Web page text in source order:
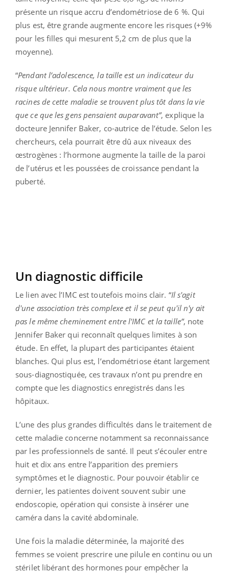
présente un risque accru d’endométriose de 6 %. Qui
plus est, être grande augmente encore les risques (+9%
pour les filles qui mesurent 5,2 cm de plus que la
moyenne).
“Pendant l’adolescence, la taille est un indicateur du
risque ultérieur. Cela nous montre vraiment que les
racines de cette maladie se trouvent plus tôt dans la vie
que ce que les gens pensaient auparavant”, explique la
docteure Jennifer Baker, co-autrice de l’étude. Selon les
chercheurs, cela pourrait être dû aux niveaux des
œstrogènes : l’hormone augmente la taille de la paroi
de l’utérus et les poussées de croissance pendant la
puberté.
Un diagnostic difficile
Le lien avec l’IMC est toutefois moins clair. “Il s'agit
d'une association très complexe et il se peut qu'il n'y ait
pas le même cheminement entre l'IMC et la taille”, note
Jennifer Baker qui reconnaît quelques limites à son
étude. En effet, la plupart des participantes étaient
blanches. Qui plus est, l’endométriose étant largement
sous-diagnostiquée, ces travaux n’ont pu prendre en
compte que les diagnostics enregistrés dans les
hôpitaux.
L’une des plus grandes difficultés dans le traitement de
cette maladie concerne notamment sa reconnaissance
par les professionnels de santé. Il peut s’écouler entre
huit et dix ans entre l’apparition des premiers
symptômes et le diagnostic. Pour pouvoir établir ce
dernier, les patientes doivent souvent subir une
endoscopie, opération qui consiste à insérer une
caméra dans la cavité abdominale.
Une fois la maladie déterminée, la majorité des
femmes se voient prescrire une pilule en continu ou un
stérilet libérant des hormones pour empêcher la